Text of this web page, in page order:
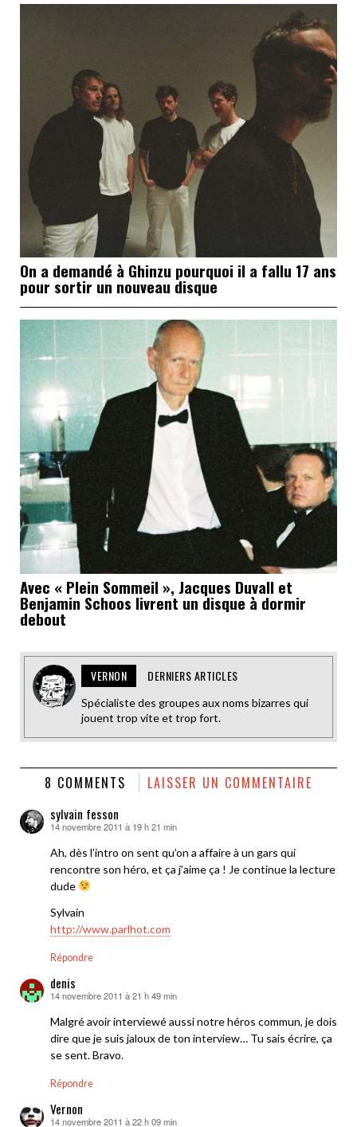
On a demandé à Ghinzu pourquoi il a fallu 17 ans
pour sortir un nouveau disque
Avec « Plein Sommeil », Jacques Duvall et
Benjamin Schoos livrent un disque à dormir
debout
VERNON DERNIERS ARTICLES
Spécialiste des groupes aux noms bizarres qui
jouent trop vite et trop fort.
8 COMMENTS LAISSER UN COMMENTAIRE
sylvain fesson
dit :
14 novembre 2011 à 19 h 21 min
Ah, dès l’intro on sent qu’on a affaire à un gars qui
rencontre son héro, et ça j’aime ça ! Je continue la lecture
dude
Sylvain
http://www.parlhot.com
Répondre
denis
dit :
14 novembre 2011 à 21 h 49 min
Malgré avoir interviewé aussi notre héros commun, je dois
dire que je suis jaloux de ton interview… Tu sais écrire, ça
se sent. Bravo.
Répondre
Vernon
dit :
14 novembre 2011 à 22 h 09 min